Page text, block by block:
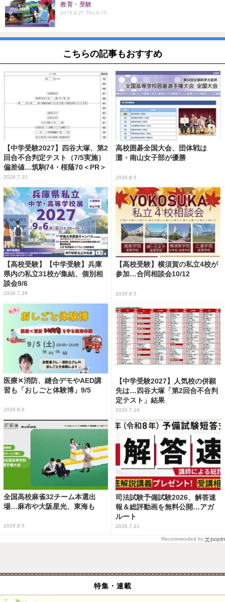
教育・受験
2015.8.27 Thu 6:15
こちらの記事もおすすめ
【中学受験2027】四谷大塚、第2
回合不合判定テスト（7/5実施）
偏差値…筑駒74・桜蔭70＜PR＞
2026.7.10
高校囲碁全国大会、団体戦は
灘・南山女子部が優勝
2026.8.5
【高校受験】【中学受験】兵庫
県内の私立31校が集結、個別相
談会9/6
2026.7.28
【高校受験】横須賀の私立4校が
参加…合同相談会10/12
2026.8.5
医療✕消防、縫合デモやAED講
習も「おしごと体験博」9/5
2026.8.6
【中学受験2027】人気校の併願
先は…四谷大塚「第2回合不合判
定テスト」結果
2026.7.16
全国高校麻雀32チーム本選出
場…麻布や大阪星光、東海も
2026.8.5
司法試験予備試験2026、解答速
報＆総評動画を無料公開…アガ
ルート
2026.7.21
Recommended by
特集・連載